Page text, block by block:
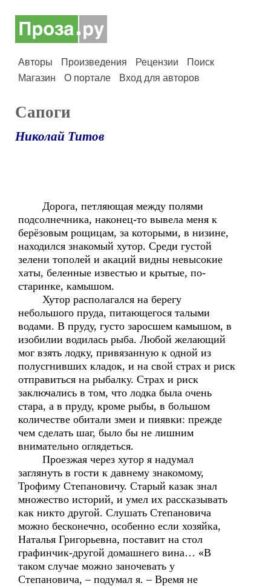
Авторы Произведения Рецензии
Поиск
Магазин
О портале Вход для авторов
Сапоги
Николай Титов
Дорога, петляющая между полями
подсолнечника, наконец-то вывела меня к
берёзовым рощицам, за которыми, в низине,
находился знакомый хутор. Среди густой
зелени тополей и акаций видны невысокие
хаты, беленные известью и крытые, по-
старинке, камышом.
Хутор располагался на берегу
небольшого пруда, питающегося талыми
водами. В пруду, густо заросшем камышом, в
изобилии водилась рыба. Любой желающий
мог взять лодку, привязанную к одной из
полусгнивших кладок, и на свой страх и риск
отправиться на рыбалку. Страх и риск
заключались в том, что лодка была очень
стара, а в пруду, кроме рыбы, в большом
количестве обитали змеи и пиявки: прежде
чем сделать шаг, было бы не лишним
внимательно оглядеться.
Проезжая через хутор я надумал
заглянуть в гости к давнему знакомому,
Трофиму Степановичу. Старый казак знал
множество историй, и умел их рассказывать
как никто другой. Слушать Степановича
можно бесконечно, особенно если хозяйка,
Наталья Григорьевна, поставит на стол
графинчик-другой домашнего вина… «В
таком случае можно заночевать у
Степановича, – подумал я. – Время не